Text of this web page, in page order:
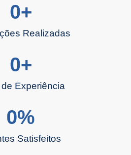
Realizadas
0+
Experiência
0+
Satisfeitos
0%